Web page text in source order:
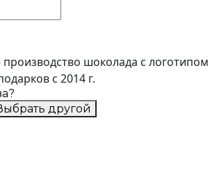
шоколада с логотипом
с 2014 г.